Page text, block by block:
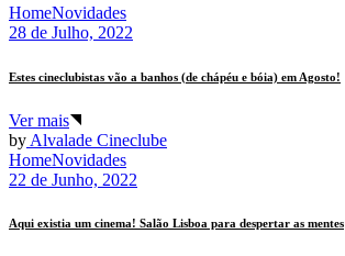
HomeNovidades
28 de Julho, 2022
Estes cineclubistas vão a banhos (de chápéu e bóia) em Agosto!
Ver mais
by Alvalade Cineclube
HomeNovidades
22 de Junho, 2022
Aqui existia um cinema! Salão Lisboa para despertar as mentes